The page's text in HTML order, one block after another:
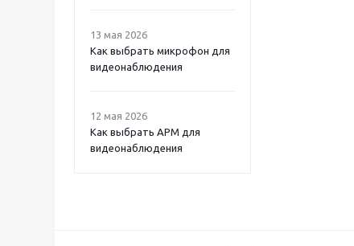
13 мая 2026
Как выбрать микрофон для
видеонаблюдения
12 мая 2026
Как выбрать APM для
видеонаблюдения